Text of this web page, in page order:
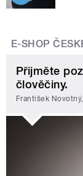
E-SHOP
Přijměte
člověčiny.
František